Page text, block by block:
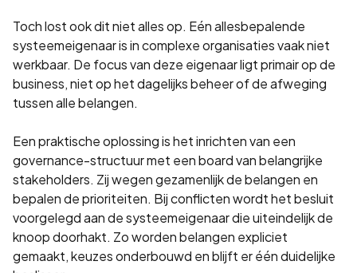
Toch lost ook dit niet alles op. Eén allesbepalende
systeemeigenaar is in complexe organisaties vaak niet
werkbaar. De focus van deze eigenaar ligt primair op de
business, niet op het dagelijks beheer of de afweging
tussen alle belangen.
Een praktische oplossing is het inrichten van een
governance-structuur met een board van belangrijke
stakeholders. Zij wegen gezamenlijk de belangen en
bepalen de prioriteiten. Bij conflicten wordt het besluit
voorgelegd aan de systeemeigenaar die uiteindelijk de
knoop doorhakt. Zo worden belangen expliciet
gemaakt, keuzes onderbouwd en blijft er één duidelijke